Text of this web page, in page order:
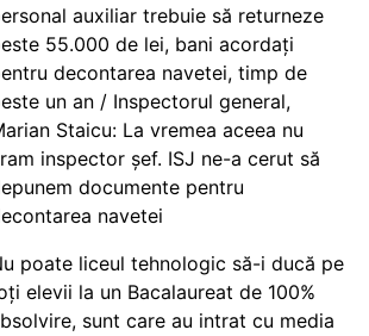
auxiliar trebuie să returneze
55.000 de lei, bani acordați
decontarea navetei, timp de
un an / Inspectorul general,
Staicu: La vremea aceea nu
inspector șef. ISJ ne-a cerut să
documente pentru
navetei
poate liceul tehnologic să-i ducă pe
elevii la un Bacalaureat de 100%
sunt care au intrat cu media